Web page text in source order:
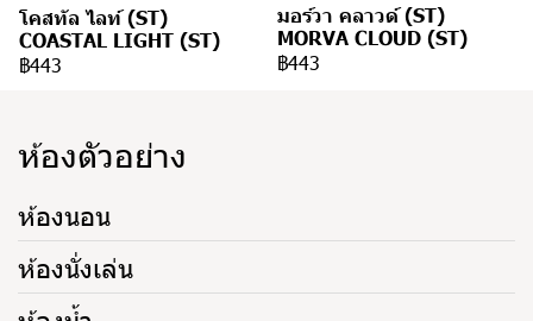
โคสทัล ไลท์ (ST)
COASTAL LIGHT (ST)
฿443
มอร์วา คลาวด์ (ST)
MORVA CLOUD (ST)
฿443
ห้องตัวอย่าง
ห้องนอน
ห้องนั่งเล่น